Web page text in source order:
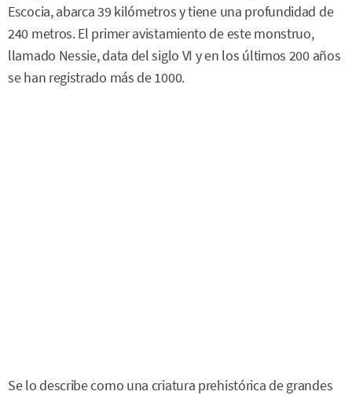
Escocia, abarca 39 kilómetros y tiene una profundidad de
240 metros. El primer avistamiento de este monstruo,
llamado Nessie, data del siglo VI y en los últimos 200 años
se han registrado más de 1000.
Se lo describe como una criatura prehistórica de grandes